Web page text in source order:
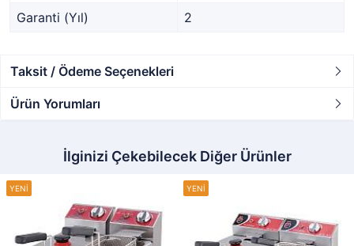
Garanti (Yıl)
2
Taksit / Ödeme Seçenekleri
Ürün Yorumları
İlginizi Çekebilecek Diğer Ürünler